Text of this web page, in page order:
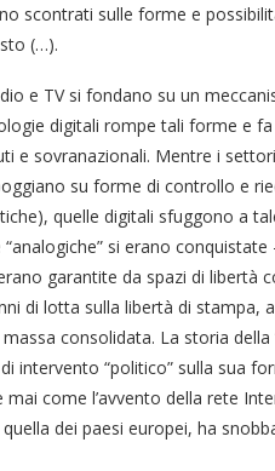
scontrati sulle forme e
(…).
e TV si fondano su un
digitali rompe tali forme e
e sovranazionali. Mentre i
su forme di controllo e
quelle digitali sfuggono a
si erano
garantite da spazi di libertà
di lotta sulla libertà di
consolidata. La storia
intervento “politico” sulla sua
come l’avvento della rete
dei paesi europei, ha